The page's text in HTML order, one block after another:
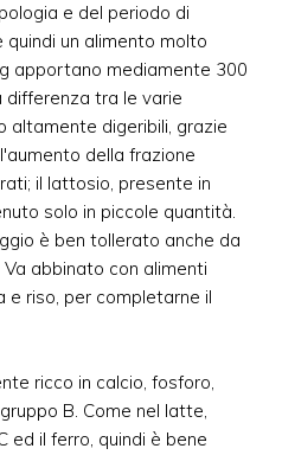
e del periodo di
quindi un alimento molto
apportano mediamente 300
differenza tra le varie
altamente digeribili, grazie
della frazione
il lattosio, presente in
solo in piccole quantità.
è ben tollerato anche da
abbinato con alimenti
e riso, per completarne il
ricco in calcio, fosforo,
B. Come nel latte,
ed il ferro, quindi è bene